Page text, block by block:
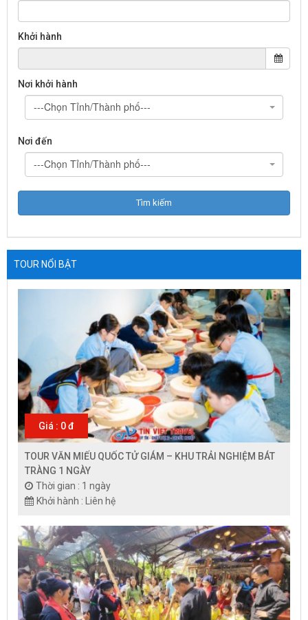
Khởi hành
Nơi khởi hành
---Chọn Tỉnh/Thành phố---
Nơi đến
---Chọn Tỉnh/Thành phố---
TOUR NỔI BẬT
Giá : 0 đ
TOUR VĂN MIẾU QUỐC TỬ GIÁM – KHU TRẢI NGHIỆM BÁT
TRÀNG 1 NGÀY
Thời gian : 1 ngày
Khởi hành : Liên hệ